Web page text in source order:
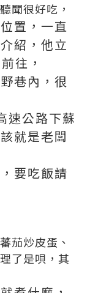
聞很好吃，
置，一直
紹，他立
往，
巷內，很
速公路下蘇
就是老闆
要吃飯請
茄炒皮蛋、
了是唄，其